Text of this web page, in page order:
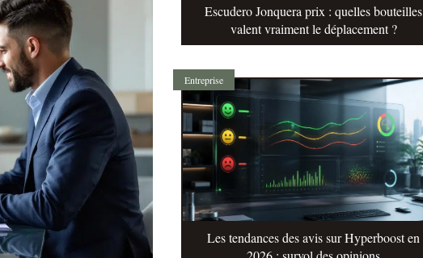
Escudero Jonquera prix : quelles bouteilles
valent vraiment le déplacement ?
Entreprise
Les tendances des avis sur Hyperboost en